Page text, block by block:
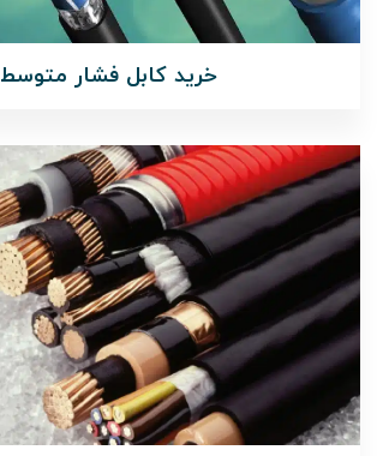
خرید کابل فشار متوسط